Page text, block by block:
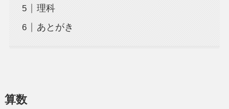
理科
あとがき
算数